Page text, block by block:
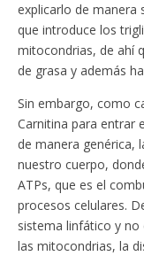
explicarlo de manera
que introduce los
mitocondrias, de ahí
de grasa y además
Sin embargo, como
Carnitina para entrar
de manera genérica,
nuestro cuerpo,
ATPs, que es el
procesos celulares.
sistema linfático y no
las mitocondrias, la